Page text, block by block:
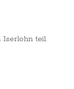
Iserlohn teil.